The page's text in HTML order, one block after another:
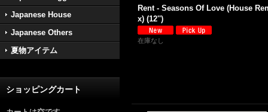
Japanese House
Japanese Others
夏物アイテム
ショッピングカート
Rent - Seasons Of Love (House
x) (12'')
在庫なし